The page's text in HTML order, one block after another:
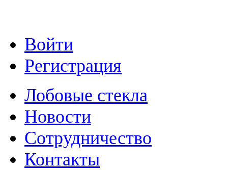
Войти
Регистрация
Лобовые стекла
Новости
Сотрудничество
Контакты